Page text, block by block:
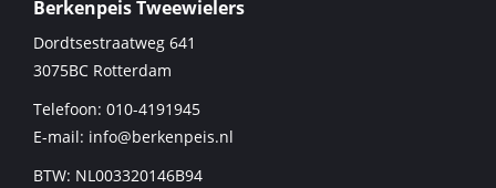
Berkenpeis Tweewielers
Dordtsestraatweg 641
3075BC Rotterdam
Telefoon: 010-4191945
E-mail: info@berkenpeis.nl
BTW: NL003320146B94